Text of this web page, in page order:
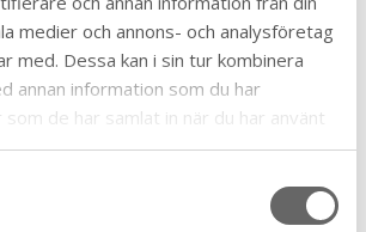
medier och annons- och analysföretag
med. Dessa kan i sin tur kombinera
annan information som du har
som de har samlat in när du har använt
57
utbildning
46
17